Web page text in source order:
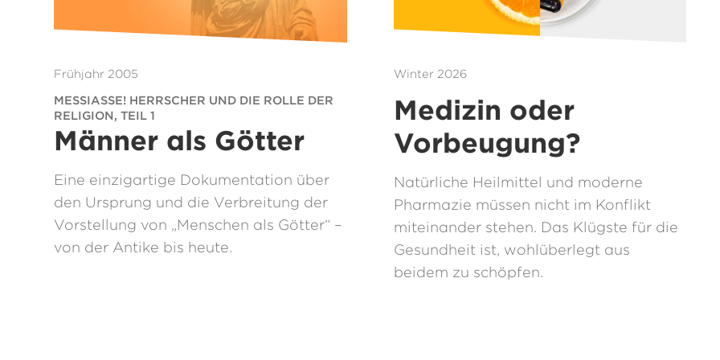
Frühjahr 2005
MESSIASSE! HERRSCHER UND DIE ROLLE DER
RELIGION, TEIL 1
Männer als Götter
Eine einzigartige Dokumentation über
den Ursprung und die Verbreitung der
Vorstellung von „Menschen als Götter“ –
von der Antike bis heute.
Winter 2026
Medizin oder
Vorbeugung?
Natürliche Heilmittel und moderne
Pharmazie müssen nicht im Konflikt
miteinander stehen. Das Klügste für die
Gesundheit ist, wohlüberlegt aus
beidem zu schöpfen.